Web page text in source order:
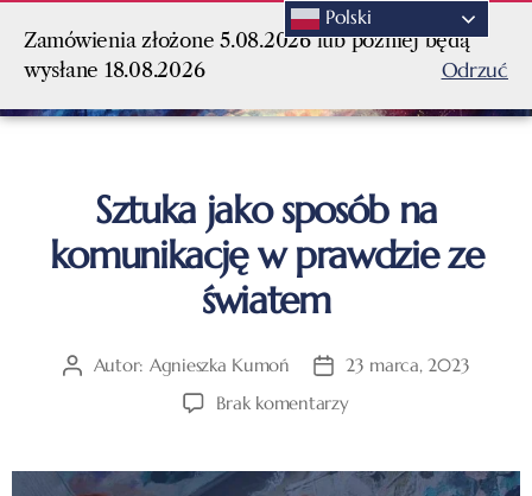
Zamówienia złożone 5.08.2026 lub później będą
wysłane 18.08.2026
Odrzuć
Sztuka jako sposób na
komunikację w prawdzie ze
światem
Autor: Agnieszka Kumoń
23 marca, 2023
Brak komentarzy
Polski